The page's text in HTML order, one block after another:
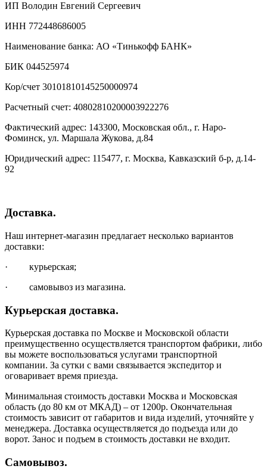
ИП Володин Евгений Сергеевич
ИНН 772448686005
Наименование банка: АО «Тинькофф БАНК»
БИК 044525974
Кор/счет 30101810145250000974
Расчетный счет: 40802810200003922276
Фактический адрес: 143300, Московская обл., г. Наро-
Фоминск, ул. Маршала Жукова, д.84
Юридический адрес: 115477, г. Москва, Кавказский б-р, д.14-
92
Доставка.
Наш интернет-магазин предлагает несколько вариантов
доставки:
· курьерская;
· самовывоз из магазина.
Курьерская доставка.
Курьерская доставка по Москве и Московской области
преимущественно осуществляется транспортом фабрики, либо
вы можете воспользоваться услугами транспортной
компании. За сутки с вами связывается экспедитор и
оговаривает время приезда.
Минимальная стоимость доставки Москва и Московская
область (до 80 км от МКАД) – от 1200р. Окончательная
стоимость зависит от габаритов и вида изделий, уточняйте у
менеджера. Доставка осуществляется до подъезда или до
ворот. Занос и подъем в стоимость доставки не входит.
Самовывоз.